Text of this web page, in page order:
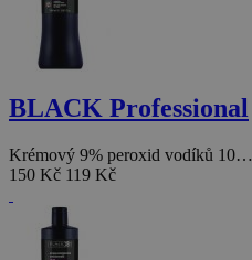
BLACK Professional
Krémový 9% peroxid vodíků 10…
150 Kč 119 Kč